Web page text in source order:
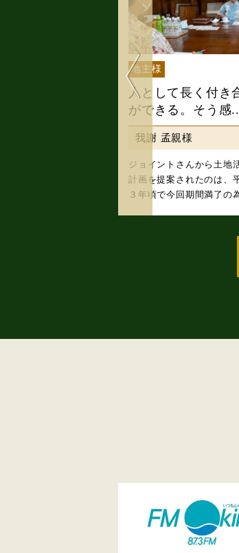
地主様
人として長く付き
ができる。そう感
我謝 孟親様
ジョイントさんから土地
計画を提案されたのは、
３年頃で今回期間満了の為